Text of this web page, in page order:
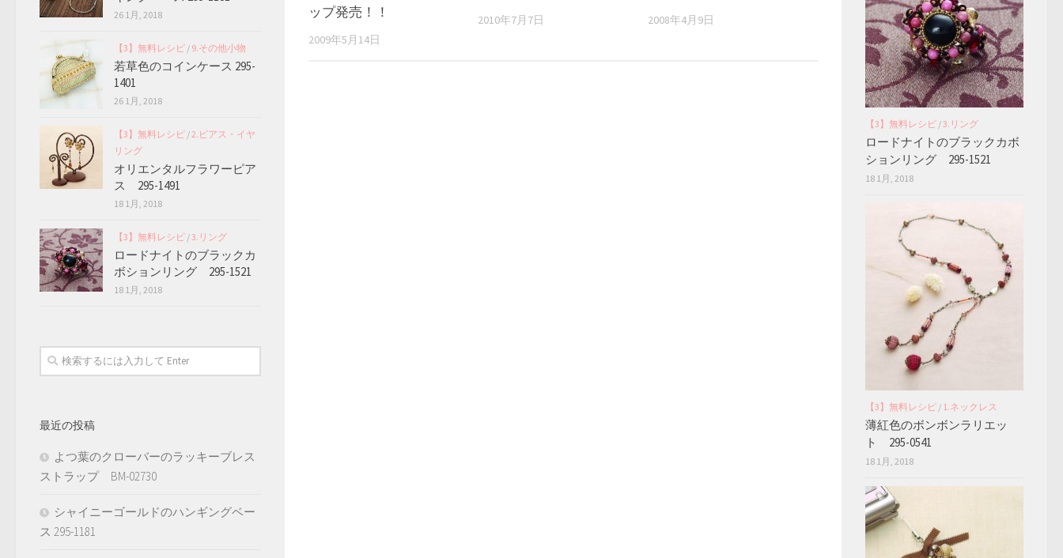
ップ発売！！
2009年5月14日
2010年7月7日 2008年4月9日
26 1月, 2018
【3】無料レシピ / 9.その他小物
若草色のコインケース 295-
1401
26 1月, 2018
【3】無料レシピ /2.ピアス・イヤ
リング
オリエンタルフラワーピア
ス 295-1491
18 1月, 2018
【3】無料レシピ /3.リング
ロードナイトのブラックカ
ボションリング 295-1521
18 1月, 2018
最近の投稿
よつ葉のクローバーのラッキーブレス
ストラップ BM-02730
シャイニーゴールドのハンギングベー
ス 295-1181
【3】無料レシピ /3.リング
ロードナイトのブラックカボ
ションリング 295-1521
18 1月, 2018
【3】無料レシピ / 1.ネックレス
薄紅色のボンボンラリエッ
ト 295-0541
18 1月, 2018